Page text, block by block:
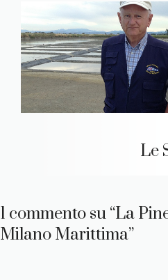
Le
1 commento su “La
Milano Marittima”